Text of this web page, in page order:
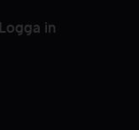
Logga in